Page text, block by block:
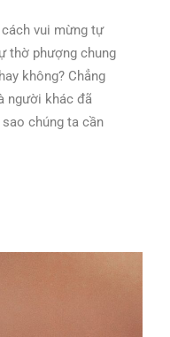
cách vui mừng tự
thờ phượng chung
không? Chẳng
người khác đã
chúng ta cần